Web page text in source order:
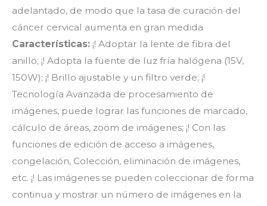
adelantado, de modo que la tasa de curación del
cáncer cervical aumenta en gran medida
Características: ¡! Adoptar la lente de fibra del
anillo; ¡! Adopta la fuente de luz fría halógena (15V,
150W); ¡! Brillo ajustable y un filtro verde; ¡!
Tecnología Avanzada de procesamiento de
imágenes, puede lograr las funciones de marcado,
cálculo de áreas, zoom de imágenes; ¡! Con las
funciones de edición de acceso a imágenes,
congelación, Colección, eliminación de imágenes,
etc. ¡! Las imágenes se pueden coleccionar de forma
continua y mostrar un número de imágenes en la